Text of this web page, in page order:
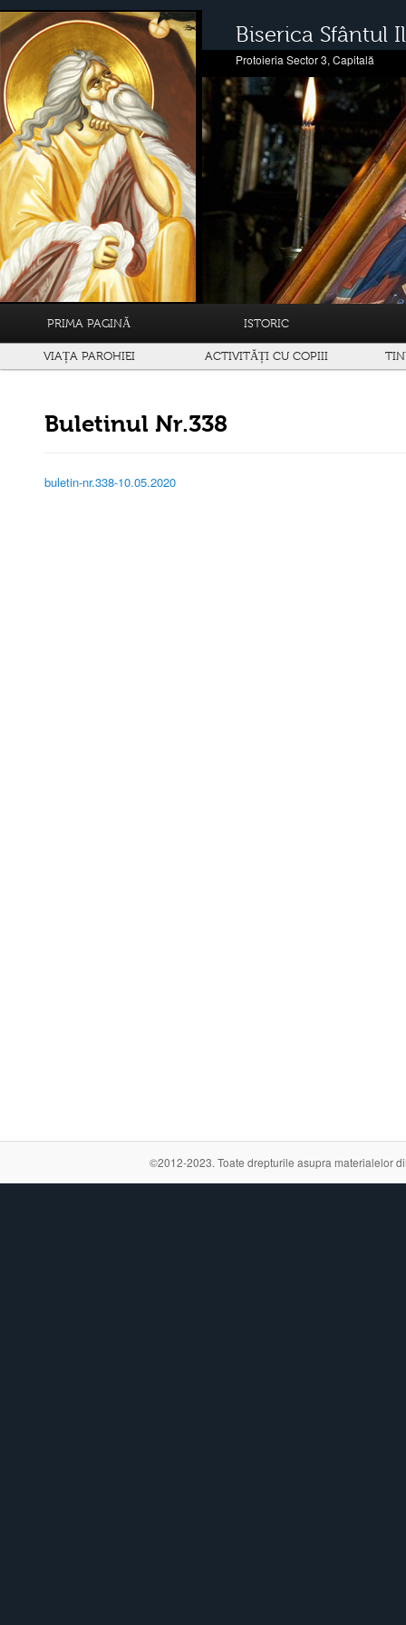
Biserica Sfântul
Protoieria Sector 3, Capitală
PRIMA PAGINĂ ISTORIC
VIAȚA PAROHIEI ACTIVITĂȚI CU COPIII
Buletinul Nr.338
buletin-nr.338-10.05.2020
©2012-2023. Toate drepturile asupra materialelor